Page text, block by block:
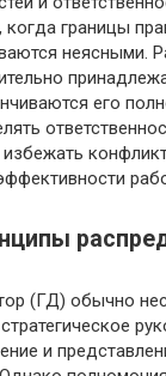
когда границы
неясными.
его
(ГД) обычно
и